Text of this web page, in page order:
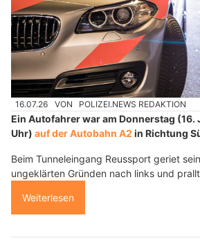
16.07.26 VON POLIZEI.NEWS REDAKTION
Ein Autofahrer war am Donnerstag
Uhr) auf der Autobahn A2 in Richtung
Beim Tunneleingang Reussport geriet
ungeklärten Gründen nach links und
Weiterlesen